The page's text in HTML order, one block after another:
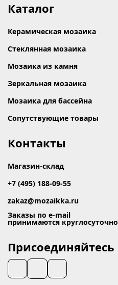
Каталог
Керамическая мозаика
Стеклянная мозаика
Мозаика из камня
Зеркальная мозаика
Мозаика для бассейна
Сопутствующие товары
Контакты
Магазин-склад
+7 (495) 188-09-55
zakaz@mozaikka.ru
Заказы по e-mail
принимаются круглосуточно
Присоединяйтесь